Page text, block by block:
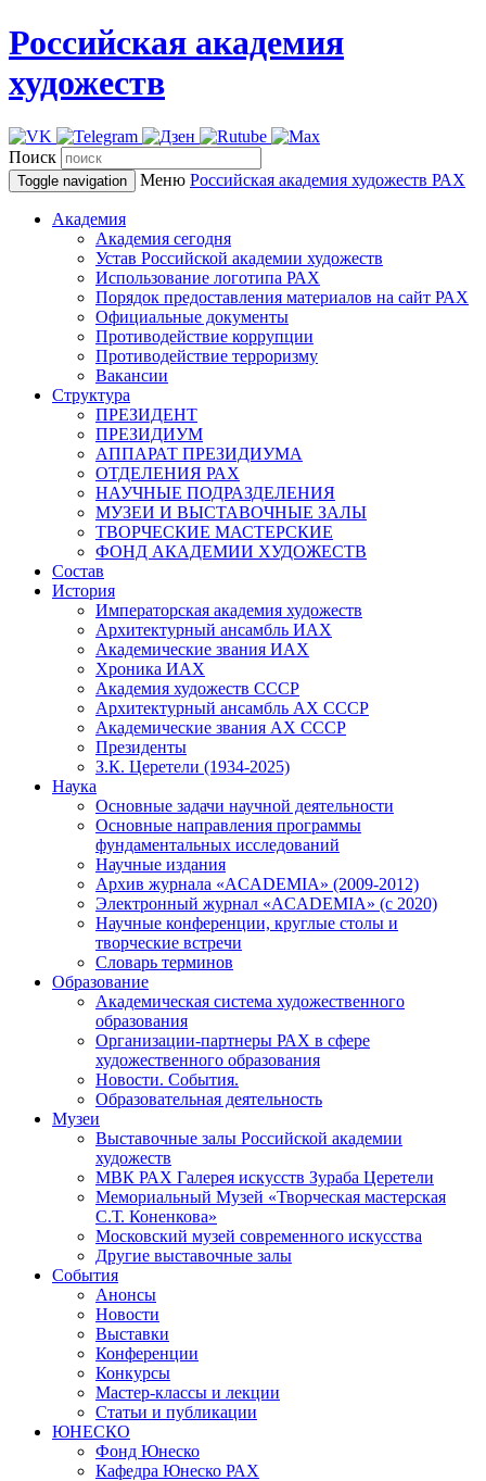
Российская академия
художеств
Поиск
Toggle navigation Меню Российская академия художеств РАХ
Академия
Академия сегодня
Устав Российской академии художеств
Использование логотипа РАХ
Порядок предоставления материалов на сайт РАХ
Официальные документы
Противодействие коррупции
Противодействие терроризму
Вакансии
Структура
ПРЕЗИДЕНТ
ПРЕЗИДИУМ
АППАРАТ ПРЕЗИДИУМА
ОТДЕЛЕНИЯ РАХ
НАУЧНЫЕ ПОДРАЗДЕЛЕНИЯ
МУЗЕИ И ВЫСТАВОЧНЫЕ ЗАЛЫ
ТВОРЧЕСКИЕ МАСТЕРСКИЕ
ФОНД АКАДЕМИИ ХУДОЖЕСТВ
Состав
История
Императорская академия художеств
Архитектурный ансамбль ИАХ
Академические звания ИАХ
Хроника ИАХ
Академия художеств СССР
Архитектурный ансамбль АХ СССР
Академические звания АХ СССР
Президенты
З.К. Церетели (1934-2025)
Наука
Основные задачи научной деятельности
Основные направления программы
фундаментальных исследований
Научные издания
Архив журнала «ACADEMIA» (2009-2012)
Электронный журнал «ACADEMIA» (с 2020)
Научные конференции, круглые столы и
творческие встречи
Словарь терминов
Образование
Академическая система художественного
образования
Организации-партнеры РАХ в сфере
художественного образования
Новости. События.
Образовательная деятельность
Музеи
Выставочные залы Российской академии
художеств
МВК РАХ Галерея искусств Зураба Церетели
Мемориальный Музей «Творческая мастерская
С.Т. Коненкова»
Московский музей современного искусства
Другие выставочные залы
События
Анонсы
Новости
Выставки
Конференции
Конкурсы
Мастер-классы и лекции
Статьи и публикации
ЮНЕСКО
Фонд Юнеско
Кафедра Юнеско РАХ